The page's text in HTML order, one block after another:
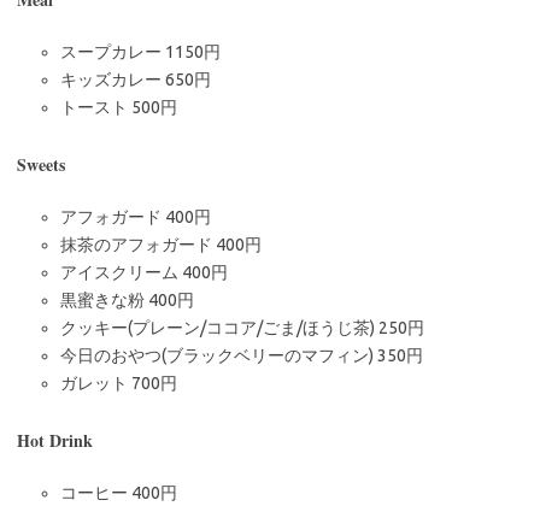
スープカレー 1150円
キッズカレー 650円
トースト 500円
Sweets
アフォガード 400円
抹茶のアフォガード 400円
アイスクリーム 400円
黒蜜きな粉 400円
クッキー(プレーン/ココア/ごま/ほうじ茶) 250円
今日のおやつ(ブラックベリーのマフィン) 350円
ガレット 700円
Hot Drink
コーヒー 400円